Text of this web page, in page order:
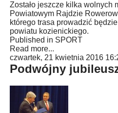
Zostało jeszcze kilka wolnych
Powiatowym Rajdzie
którego trasa prowadzić
powiatu kozienickiego.
Published in SPORT
Read more...
czwartek, 21 kwietnia 2016
Podwójny